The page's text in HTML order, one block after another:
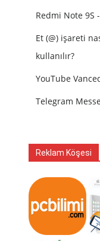
Redmi Note 9S
Et (@) işareti
kullanılır?
YouTube
Telegram
Reklam Köşesi